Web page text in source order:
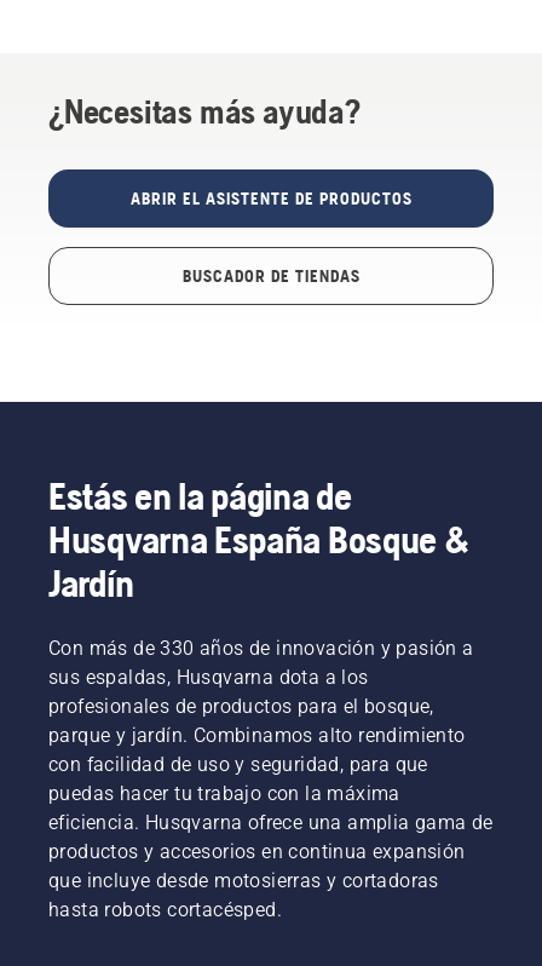
¿Necesitas más ayuda?
ABRIR EL ASISTENTE DE PRODUCTOS
BUSCADOR DE TIENDAS
Estás en la página de
Husqvarna España Bosque &
Jardín
Con más de 330 años de innovación y pasión a
sus espaldas, Husqvarna dota a los
profesionales de productos para el bosque,
parque y jardín. Combinamos alto rendimiento
con facilidad de uso y seguridad, para que
puedas hacer tu trabajo con la máxima
eficiencia. Husqvarna ofrece una amplia gama de
productos y accesorios en continua expansión
que incluye desde motosierras y cortadoras
hasta robots cortacésped.